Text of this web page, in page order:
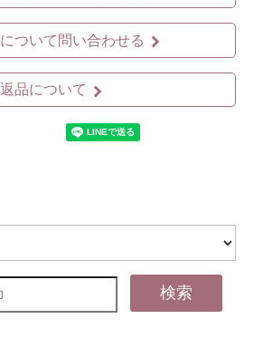
ついて問い合わせる
返品について
検索